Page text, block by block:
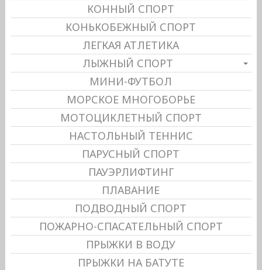
КОННЫЙ СПОРТ
КОНЬКОБЕЖНЫЙ СПОРТ
ЛЕГКАЯ АТЛЕТИКА
ЛЫЖНЫЙ СПОРТ
МИНИ-ФУТБОЛ
МОРСКОЕ МНОГОБОРЬЕ
МОТОЦИКЛЕТНЫЙ СПОРТ
НАСТОЛЬНЫЙ ТЕННИС
ПАРУСНЫЙ СПОРТ
ПАУЭРЛИФТИНГ
ПЛАВАНИЕ
ПОДВОДНЫЙ СПОРТ
ПОЖАРНО-СПАСАТЕЛЬНЫЙ СПОРТ
ПРЫЖКИ В ВОДУ
ПРЫЖКИ НА БАТУТЕ